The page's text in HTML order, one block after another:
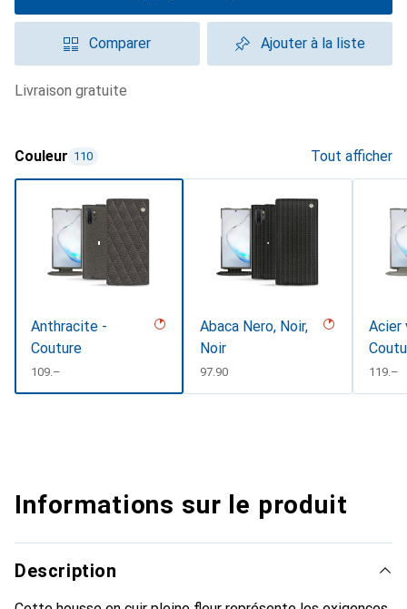
Comparer Ajouter à la liste
livraison gratuite
Couleur 110 Tout afficher
Anthracite -
Couture
CHF
109.–
Abaca Nero, Noir,
Noir
CHF
97.90
Acier
CHF
119.–
Informations sur le produit
Description